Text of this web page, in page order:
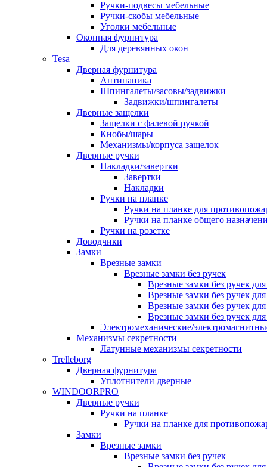
Ручки-подвесы мебельные
Ручки-скобы мебельные
Уголки мебельные
Оконная фурнитура
Для деревянных окон
Tesa
Дверная фурнитура
Антипаника
Шпингалеты/засовы/задвижки
Задвижки/шпингалеты
Дверные защелки
Защелки с фалевой ручкой
Кнобы/шары
Механизмы/корпуса защелок
Дверные ручки
Накладки/завертки
Завертки
Накладки
Ручки на планке
Ручки на планке для
Ручки на планке общего
Ручки на розетке
Доводчики
Замки
Врезные замки
Врезные замки без ручек
Врезные замки без ручек
Врезные замки без ручек
Врезные замки без ручек
Врезные замки без ручек
Электромеханические/
Механизмы секретности
Латунные механизмы секретности
Trelleborg
Дверная фурнитура
Уплотнители дверные
WINDOORPRO
Дверные ручки
Ручки на планке
Ручки на планке для
Замки
Врезные замки
Врезные замки без ручек